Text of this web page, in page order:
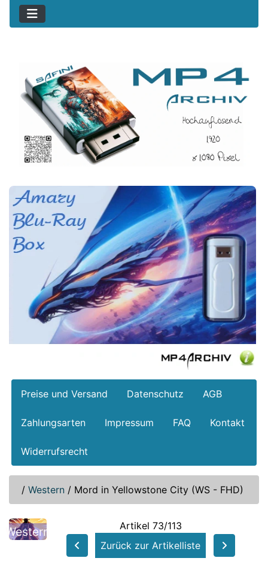
Preise und Versand Datenschutz AGB
Zahlungsarten Impressum FAQ Kontakt
Widerrufsrecht
/ Western / Mord in Yellowstone City (WS - FHD)
Western
Artikel 73/113
Zurück zur Artikelliste